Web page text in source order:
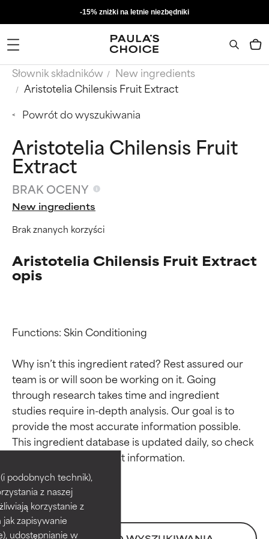
podobnych technik),
z naszej
korzystanie z
zapisywanie
udostępnianie w
-15% zniżki na letnie niezbędniki
Słownik składników
New ingredients
Aristotelia Chilensis Fruit Extract
Powrót do wyszukiwania
Aristotelia Chilensis Fruit
Extract
BRAK OCENY
New ingredients
Brak znanych korzyści
Aristotelia Chilensis Fruit Extract
opis
Functions: Skin Conditioning
Why isn’t this ingredient rated? Rest assured our
team is or will soon be working on it. Going
through research takes time and ingredient
studies require in-depth analysis. Our goal is to
provide the most accurate information possible.
This ingredient database is updated daily, so check
Oceny składników
BEST
Udowodnione i potwierdzone
przez niezależne badania.
Oceny składników
BEST
Udowodnione i potwierdzone
przez niezależne badania.